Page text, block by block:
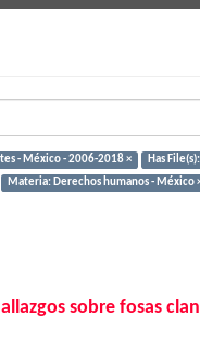
- México - 2006-2018 ×
Has
Materia: Derechos humanos - México
sobre fosas